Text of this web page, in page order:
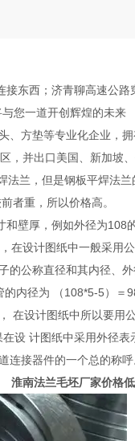
西；济青聊高速公路
您一道开创辉煌的未来
方垫等专业化企业，拥
，并出口美国、新加坡
板平焊法兰的密封
前者重，所以价格高
壁厚，例如外径为108
在设计图纸中一般采用
的公称直径和其内径、
内径为 （108*5-5）＝
在设计图纸中所以要用
设 计图纸中采用外径
连接器件的一个总的称
淮南法兰毛坯厂家价格